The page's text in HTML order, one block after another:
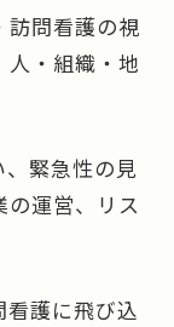
訪問看護の視
人・組織・地
緊急性の見
運営、リス
護に飛び込